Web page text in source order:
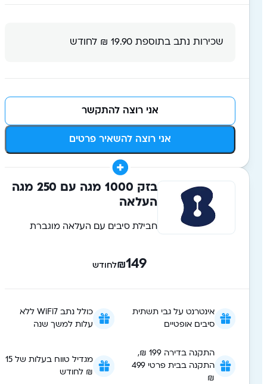
שכירות נתב בתוספת 19.90 ₪ לחודש
אני רוצה להשאיר פרטים
אני רוצה להתקשר
בזק 1000 מגה עם 250 מגה
העלאה
חבילת סיבים עם העלאה מוגברת
149
₪לחודש
אינטרנט על גבי תשתית
סיבים אופטיים
כולל נתב WiFi7 ללא
עלות למשך שנה
התקנה בדירה 199 ₪,
התקנה בבית פרטי 499
₪
מגדיל טווח בעלות של 15
₪ לחודש